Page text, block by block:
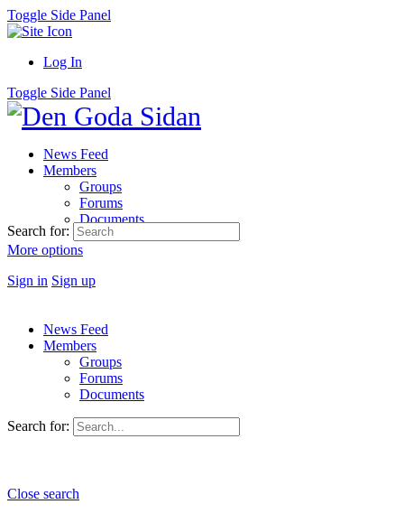
Toggle Side Panel
Log In
Toggle Side Panel
News Feed
Members
Groups
Forums
Documents
More options
Sign in Sign up
Search for:
News Feed
Members
Groups
Forums
Documents
Search for:
Close search